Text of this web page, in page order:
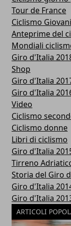
Tour de France
Ciclismo
Anteprime del
Mondiali
Giro d'Italia
Shop
Giro d'Italia
Giro d'Italia
Video
Ciclismo
Ciclismo donne
Libri di ciclismo
Giro d'Italia
Tirreno
Storia del Giro
Giro d'Italia
Giro d'Italia
ARTICOLI